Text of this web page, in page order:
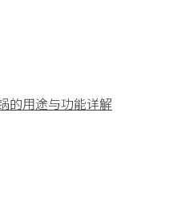
的用途与功能详解